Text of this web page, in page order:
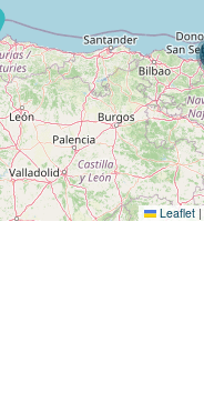
Leaflet |